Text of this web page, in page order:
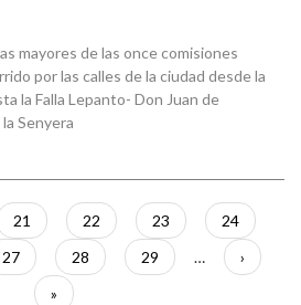
mayores de las once comisiones
por las calles de la ciudad desde la
la Falla Lepanto- Don Juan de
Senyera
Página
21 Página
22 Página
23 Página
24
Página
27 Página
28 Página
29 …
página
›
Última
»